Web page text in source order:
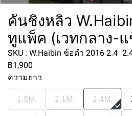
คันชิงหลิว
ทูแพ็ค (เวทกลาง-แ
SKU : W.Haibin ข้อดำ 2016 2.4
฿1,900
ความยาว
1.8M. 2.1M. 2.4M.